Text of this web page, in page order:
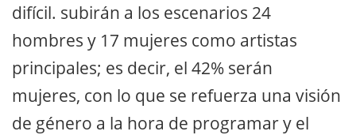
difícil. subirán a los escenarios 24
hombres y 17 mujeres como artistas
principales; es decir, el 42% serán
mujeres, con lo que se refuerza una visión
de género a la hora de programar y el